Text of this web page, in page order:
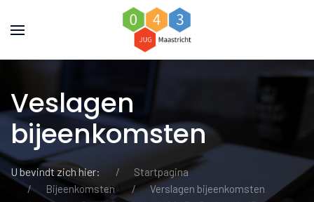
Veslagen
bijeenkomsten
U bevindt zich hier:
Startpagina
Bijeenkomsten
Verslagen bijeenkomsten